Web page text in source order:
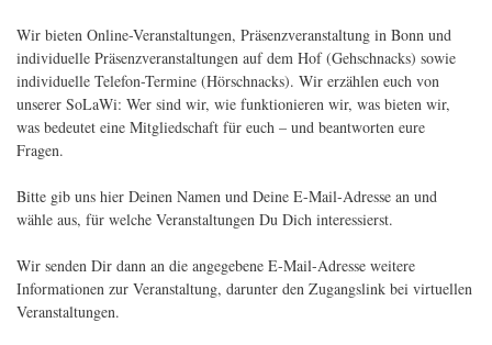
Wir bieten Online-Veranstaltungen, Präsenzveranstaltung in Bonn und
individuelle Präsenzveranstaltungen auf dem Hof (Gehschnacks) sowie
individuelle Telefon-Termine (Hörschnacks). Wir erzählen euch von
unserer SoLaWi: Wer sind wir, wie funktionieren wir, was bieten wir,
was bedeutet eine Mitgliedschaft für euch – und beantworten eure
Fragen.
Bitte gib uns hier Deinen Namen und Deine E-Mail-Adresse an und
wähle aus, für welche Veranstaltungen Du Dich interessierst.
Wir senden Dir dann an die angegebene E-Mail-Adresse weitere
Informationen zur Veranstaltung, darunter den Zugangslink bei virtuellen
Veranstaltungen.